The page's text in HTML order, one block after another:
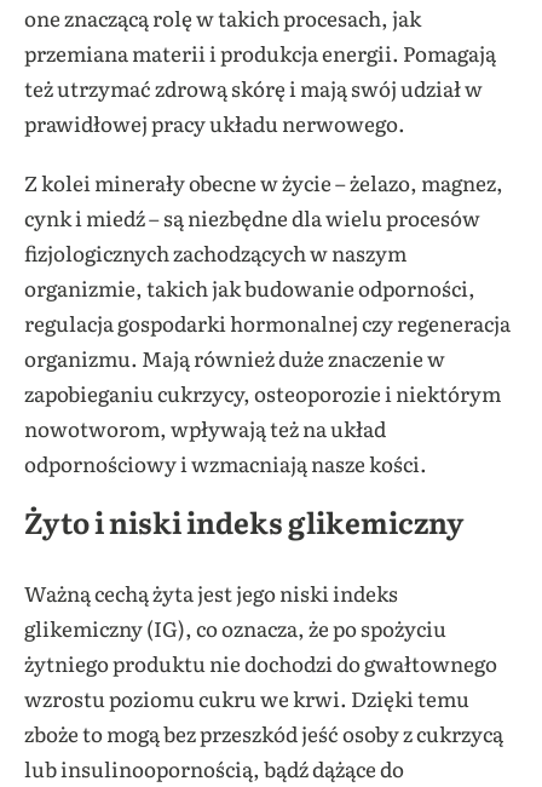
one znaczącą rolę w takich procesach, jak
przemiana materii i produkcja energii. Pomagają
też utrzymać zdrową skórę i mają swój udział w
prawidłowej pracy układu nerwowego.
Z kolei minerały obecne w życie – żelazo, magnez,
cynk i miedź – są niezbędne dla wielu procesów
fizjologicznych zachodzących w naszym
organizmie, takich jak budowanie odporności,
regulacja gospodarki hormonalnej czy regeneracja
organizmu. Mają również duże znaczenie w
zapobieganiu cukrzycy, osteoporozie i niektórym
nowotworom, wpływają też na układ
odpornościowy i wzmacniają nasze kości.
Żyto i niski indeks glikemiczny
Ważną cechą żyta jest jego niski indeks
glikemiczny (IG), co oznacza, że po spożyciu
żytniego produktu nie dochodzi do gwałtownego
wzrostu poziomu cukru we krwi. Dzięki temu
zboże to mogą bez przeszkód jeść osoby z cukrzycą
lub insulinoopornością, bądź dążące do